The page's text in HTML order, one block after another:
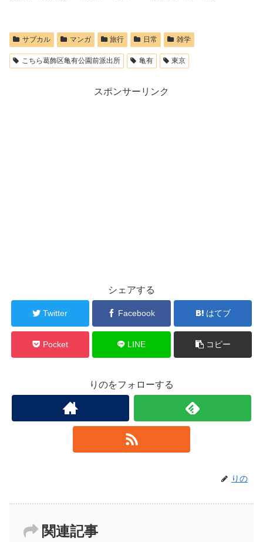
サブカル マンガ 旅行 日常 雑学
こちら葛飾区亀有公園前派出所 亀有 東京
スポンサーリンク
シェアする
Twitter Facebook はてブ
Pocket LINE コピー
りのをフォローする
りの
関連記事